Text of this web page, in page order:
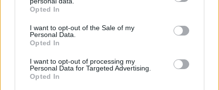
grant or deny consent to Google and its third-party tags to
use your data for below specified purposes in below Google
consent section.
Opted In
I want to opt-out of the Sale of my
Personal Data.
Opted In
I want to opt-out of processing my
Personal Data for Targeted Advertising.
Opted In
Μέγαρο Μαξίμου: Μόνη λύση να αδειάσει η Ειδομένη
14.03.2016, 23:44